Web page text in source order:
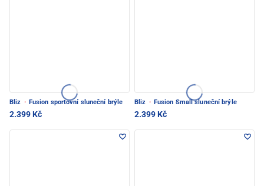
Bliz · Fusion sportovní sluneční brýle
2.399 Kč
Bliz · Fusion Small sluneční brýle
2.399 Kč